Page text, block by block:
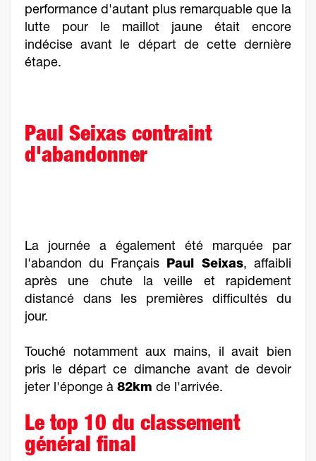
performance d'autant plus remarquable que la
lutte pour le maillot jaune était encore
indécise avant le départ de cette dernière
étape.
Paul Seixas contraint
d'abandonner
La journée a également été marquée par
l'abandon du Français Paul Seixas, affaibli
après une chute la veille et rapidement
distancé dans les premières difficultés du
jour.
Touché notamment aux mains, il avait bien
pris le départ ce dimanche avant de devoir
jeter l'éponge à 82km de l'arrivée.
Le top 10 du classement
général final